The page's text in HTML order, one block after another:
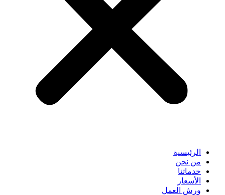
الرئيسية
من نحن
خدماتنا
الأسعار
ورش العمل